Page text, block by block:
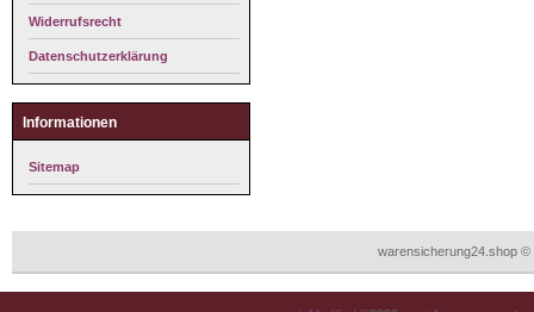
Widerrufsrecht
Datenschutzerklärung
Informationen
Sitemap
warensicherung24.shop ©